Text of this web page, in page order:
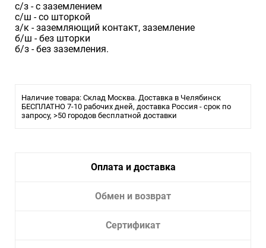
с/з - с заземлением
с/ш - со шторкой
з/к - заземляющий контакт, заземление
б/ш - без шторки
б/з - без заземления.
Наличие товара: Склад Москва. Доставка в Челябинск
БЕСПЛАТНО 7-10 рабочих дней, доставка Россия - срок по
запросу, >50 городов бесплатной доставки
Оплата и доставка
Обмен и возврат
Сертификат